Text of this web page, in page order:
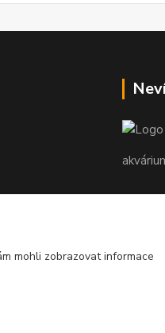
mohli zobrazovat informace